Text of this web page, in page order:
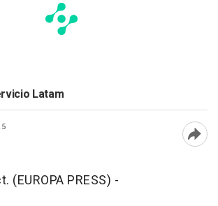
Latam
(EUROPA PRESS) -